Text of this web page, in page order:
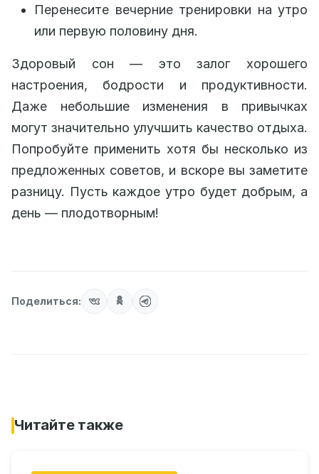
Перенесите вечерние тренировки на утро
или первую половину дня.
Здоровый сон — это залог хорошего
настроения, бодрости и продуктивности.
Даже небольшие изменения в привычках
могут значительно улучшить качество отдыха.
Попробуйте применить хотя бы несколько из
предложенных советов, и вскоре вы заметите
разницу. Пусть каждое утро будет добрым, а
день — плодотворным!
Поделиться:
Читайте также